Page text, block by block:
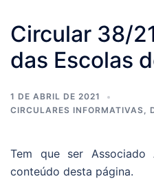
Circular 38/
das Escolas
1 DE ABRIL DE 2021
CIRCULARES INFORMATIVAS,
Tem que ser Associado
conteúdo desta página.